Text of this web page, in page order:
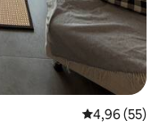
4,96 de uma
4,96 (55)